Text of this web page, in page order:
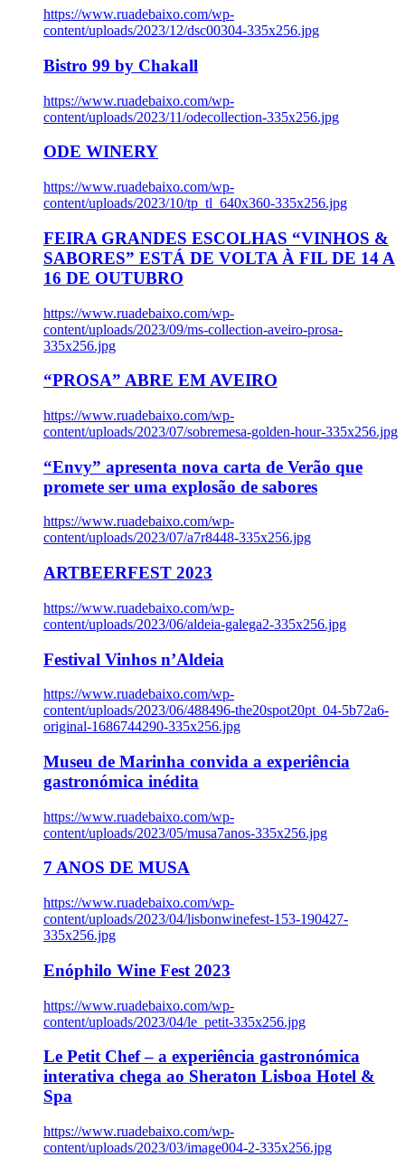
https://www.ruadebaixo.com/wp-
content/uploads/2023/12/dsc00304-335x256.jpg
Bistro 99 by Chakall
https://www.ruadebaixo.com/wp-
content/uploads/2023/11/odecollection-335x256.jpg
ODE WINERY
https://www.ruadebaixo.com/wp-
content/uploads/2023/10/tp_tl_640x360-335x256.jpg
FEIRA GRANDES ESCOLHAS “VINHOS &
SABORES” ESTÁ DE VOLTA À FIL DE 14 A
16 DE OUTUBRO
https://www.ruadebaixo.com/wp-
content/uploads/2023/09/ms-collection-aveiro-prosa-
335x256.jpg
“PROSA” ABRE EM AVEIRO
https://www.ruadebaixo.com/wp-
content/uploads/2023/07/sobremesa-golden-hour-335x256.jpg
“Envy” apresenta nova carta de Verão que
promete ser uma explosão de sabores
https://www.ruadebaixo.com/wp-
content/uploads/2023/07/a7r8448-335x256.jpg
ARTBEERFEST 2023
https://www.ruadebaixo.com/wp-
content/uploads/2023/06/aldeia-galega2-335x256.jpg
Festival Vinhos n’Aldeia
https://www.ruadebaixo.com/wp-
content/uploads/2023/06/488496-the20spot20pt_04-5b72a6-
original-1686744290-335x256.jpg
Museu de Marinha convida a experiência
gastronómica inédita
https://www.ruadebaixo.com/wp-
content/uploads/2023/05/musa7anos-335x256.jpg
7 ANOS DE MUSA
https://www.ruadebaixo.com/wp-
content/uploads/2023/04/lisbonwinefest-153-190427-
335x256.jpg
Enóphilo Wine Fest 2023
https://www.ruadebaixo.com/wp-
content/uploads/2023/04/le_petit-335x256.jpg
Le Petit Chef – a experiência gastronómica
interativa chega ao Sheraton Lisboa Hotel &
Spa
https://www.ruadebaixo.com/wp-
content/uploads/2023/03/image004-2-335x256.jpg